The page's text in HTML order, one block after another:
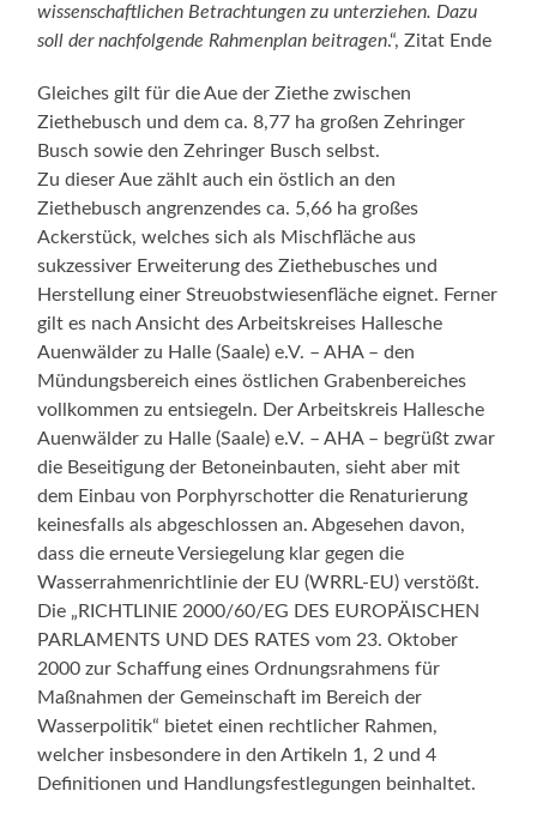
wissenschaftlichen Betrachtungen zu unterziehen. Dazu
soll der nachfolgende Rahmenplan beitragen.“, Zitat Ende
Gleiches gilt für die Aue der Ziethe zwischen
Ziethebusch und dem ca. 8,77 ha großen Zehringer
Busch sowie den Zehringer Busch selbst.
Zu dieser Aue zählt auch ein östlich an den
Ziethebusch angrenzendes ca. 5,66 ha großes
Ackerstück, welches sich als Mischfläche aus
sukzessiver Erweiterung des Ziethebusches und
Herstellung einer Streuobstwiesenfläche eignet. Ferner
gilt es nach Ansicht des Arbeitskreises Hallesche
Auenwälder zu Halle (Saale) e.V. – AHA – den
Mündungsbereich eines östlichen Grabenbereiches
vollkommen zu entsiegeln. Der Arbeitskreis Hallesche
Auenwälder zu Halle (Saale) e.V. – AHA – begrüßt zwar
die Beseitigung der Betoneinbauten, sieht aber mit
dem Einbau von Porphyrschotter die Renaturierung
keinesfalls als abgeschlossen an. Abgesehen davon,
dass die erneute Versiegelung klar gegen die
Wasserrahmenrichtlinie der EU (WRRL-EU) verstößt.
Die „RICHTLINIE 2000/60/EG DES EUROPÄISCHEN
PARLAMENTS UND DES RATES vom 23. Oktober
2000 zur Schaffung eines Ordnungsrahmens für
Maßnahmen der Gemeinschaft im Bereich der
Wasserpolitik“ bietet einen rechtlicher Rahmen,
welcher insbesondere in den Artikeln 1, 2 und 4
Definitionen und Handlungsfestlegungen beinhaltet.